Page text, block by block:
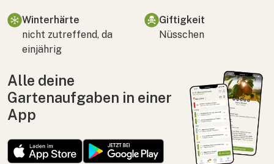
Winterhärte
nicht zutreffend, da
einjährig
Giftigkeit
Nüsschen
Alle deine
Gartenaufgaben in einer
App